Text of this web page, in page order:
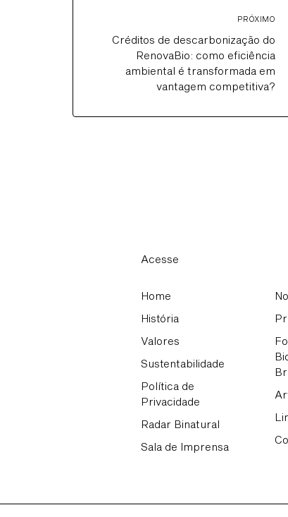
PRÓXIMO
Créditos de descarbonização do
RenovaBio: como eficiência
ambiental é transformada em
vantagem competitiva?
Acesse
Home
História
Valores
Sustentabilidade
Política de
Privacidade
Radar Binatural
Sala de Imprensa